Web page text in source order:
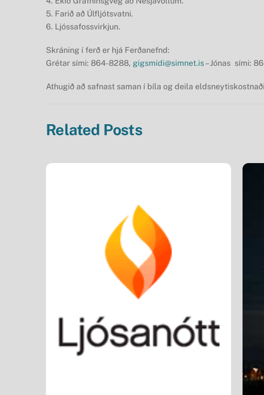
5. Farið að Úlfljótsvatni.
6. Ljóssafossvirkjun.
Skráning í ferð er hjá Ferðanefnd:
Grétar sími: 864-8288, gigsmidi@simnet.is– Jónas sími:
Athugið að safnast saman í bíla og deila
Related Posts